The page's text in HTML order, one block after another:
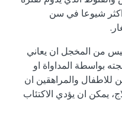
اكثر شيوعا في سن
من المخجل ان يعاني
بواسطة المداواة او
للاطفال والمراهقين ان
يمكن ان يؤدي الاكتئاب